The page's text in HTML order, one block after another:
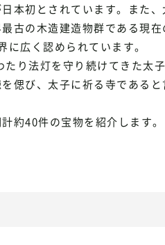
本初とされています。また、
古の木造建造物群である現在
広く認められています。
り法灯を守り続けてきた太
偲び、太子に祈る寺であると
約40件の宝物を紹介します